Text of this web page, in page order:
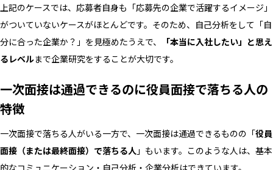
上記のケースでは、応募者自身も「応募先の企業で活躍するイメージ」
がついていないケースがほとんどです。そのため、自己分析をして「自
分に合った企業か？」を見極めたうえで、
「本当に入社したい」と思え
るレベルまで企業研究をすることが大切です。
一次面接は通過できるのに役員面接で落ちる人の
特徴
一次面接で落ちる人がいる一方で、一次面接は通過できるものの「役員
面接（または最終面接）で落ちる人 」もいます。このような人は、基本
的なコミュニケーション・自己分析・企業分析はできています。